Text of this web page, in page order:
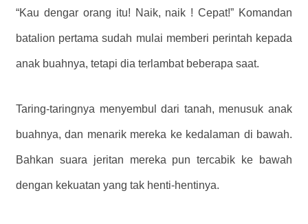
“Kau dengar orang itu! Naik, naik ! Cepat!” Komandan
batalion pertama sudah mulai memberi perintah kepada
anak buahnya, tetapi dia terlambat beberapa saat.
Taring-taringnya menyembul dari tanah, menusuk anak
buahnya, dan menarik mereka ke kedalaman di bawah.
Bahkan suara jeritan mereka pun tercabik ke bawah
dengan kekuatan yang tak henti-hentinya.